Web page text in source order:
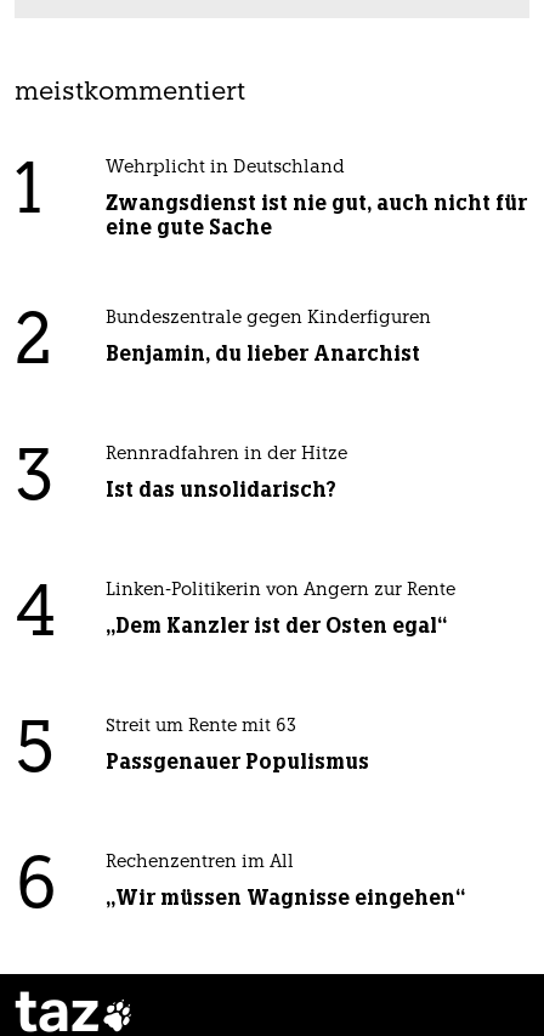
meistkommentiert
1 Wehrplicht in Deutschland
Zwangsdienst ist nie gut, auch nicht für
eine gute Sache
2 Bundeszentrale gegen Kinderfiguren
Benjamin, du lieber Anarchist
3 Rennradfahren in der Hitze
Ist das unsolidarisch?
4 Linken-Politikerin von Angern zur Rente
„Dem Kanzler ist der Osten egal“
5 Streit um Rente mit 63
Passgenauer Populismus
6 Rechenzentren im All
„Wir müssen Wagnisse eingehen“
taz